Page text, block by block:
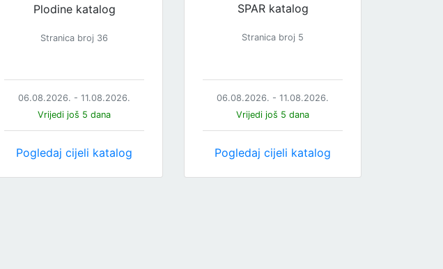
Plodine katalog
Stranica broj 36
06.08.2026. - 11.08.2026.
Vrijedi još 5 dana
Pogledaj cijeli katalog
SPAR katalog
Stranica broj 5
06.08.2026. - 11.08.2026.
Vrijedi još 5 dana
Pogledaj cijeli katalog